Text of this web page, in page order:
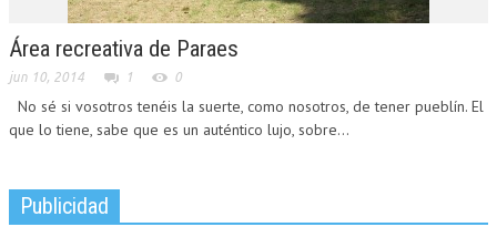
Área recreativa de Paraes
jun 10, 2014 1 0
No sé si vosotros tenéis la suerte, como nosotros, de tener pueblín. El
que lo tiene, sabe que es un auténtico lujo, sobre...
Publicidad